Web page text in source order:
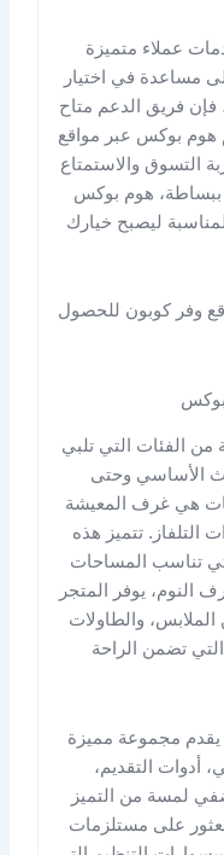
عملاء متميزة
مساعدة في اختيار
فإن فريق الدعم متاح
هوم بوكس عبر مواقع
التسوق والاستمتاع
هوم بوكس
ليصبح خيارك
وفر كوبون للحصول
بوكس
الفئات التي تلبي
الأساسي وحتى
هي غرف المعيشة
التلفاز. تتميز هذه
تناسب المساحات
النوم، يوفر المتجر
والطاولات
التي تضمن الراحة
يقدم مجموعة مميزة
أدوات التقديم،
لمسة من التميز
على مستلزمات